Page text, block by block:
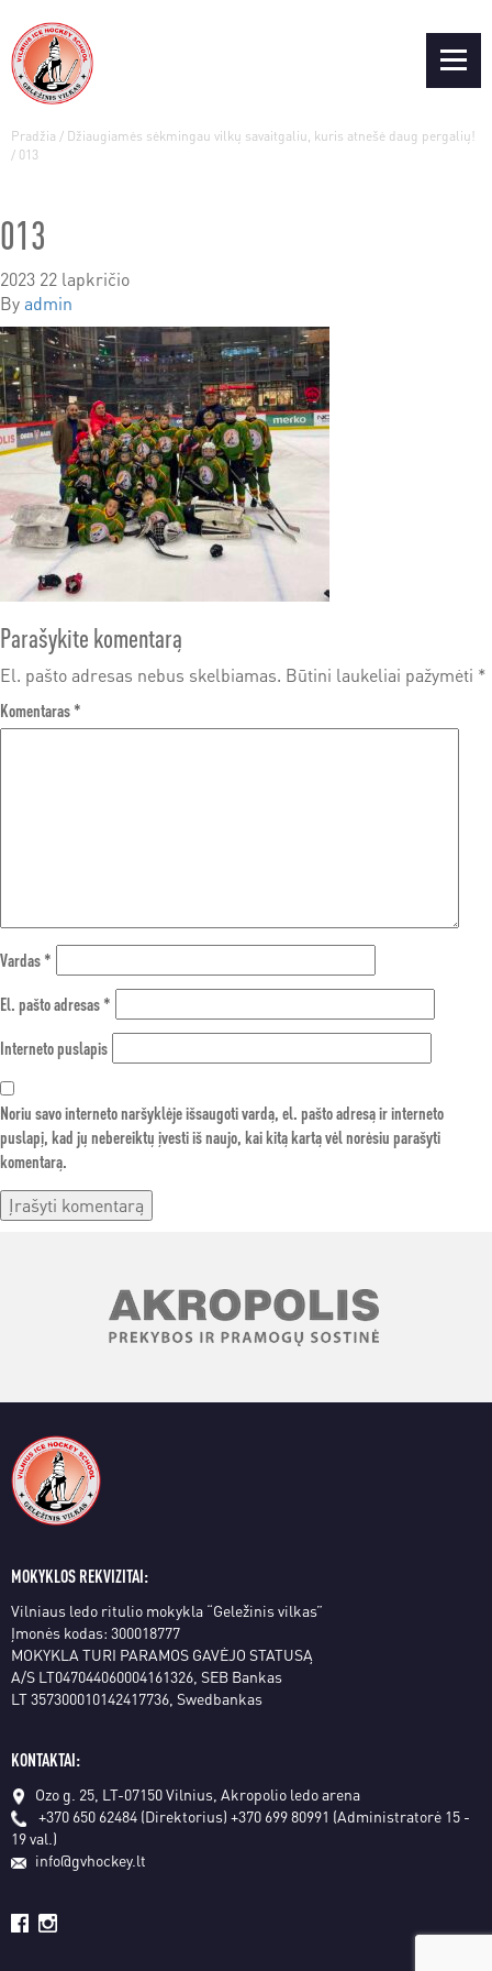
Pradžia / Džiaugiamės sėkmingau vilkų savaitgaliu, kuris atnešė daug pergalių!
/ 013
013
2023 22 lapkričio
Byadmin
Parašykite komentarą
El. pašto adresas nebus skelbiamas. Būtini laukeliai pažymėti *
Komentaras*
Vardas*
El. pašto adresas*
Interneto puslapis
Noriu savo interneto naršyklėje išsaugoti vardą, el. pašto adresą ir interneto
puslapį, kad jų nebereiktų įvesti iš naujo, kai kitą kartą vėl norėsiu parašyti
komentarą.
MOKYKLOS REKVIZITAI:
Vilniaus ledo ritulio mokykla “Geležinis vilkas”
Įmonės kodas: 300018777
MOKYKLA TURI PARAMOS GAVĖJO STATUSĄ
A/S LT047044060004161326, SEB Bankas
LT 357300010142417736, Swedbankas
KONTAKTAI:
Ozo g. 25, LT-07150 Vilnius, Akropolio ledo arena
+370 650 62484 (Direktorius) +370 699 80991 (Administratorė 15 -
19 val.)
info@gvhockey.lt